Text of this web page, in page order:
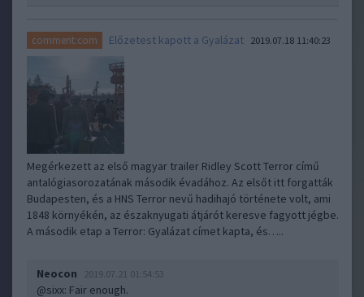
comment:com Előzetest kapott a Gyalázat 2019.07.18 11:40:23
Megérkezett az első magyar trailer Ridley Scott Terror című
antalógiasorozatának második évadához. Az elsőt itt forgatták
Budapesten, és a HNS Terror nevű hadihajó története volt, ami
1848 környékén, az északnyugati átjárót keresve fagyott jégbe.
A második etap a Terror: Gyalázat címet kapta, és…..
Neocon 2019.07.21 01:54:53
@sixx: Fair enough.